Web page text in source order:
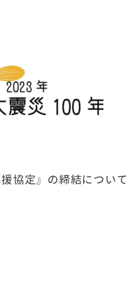
協定』の締結について